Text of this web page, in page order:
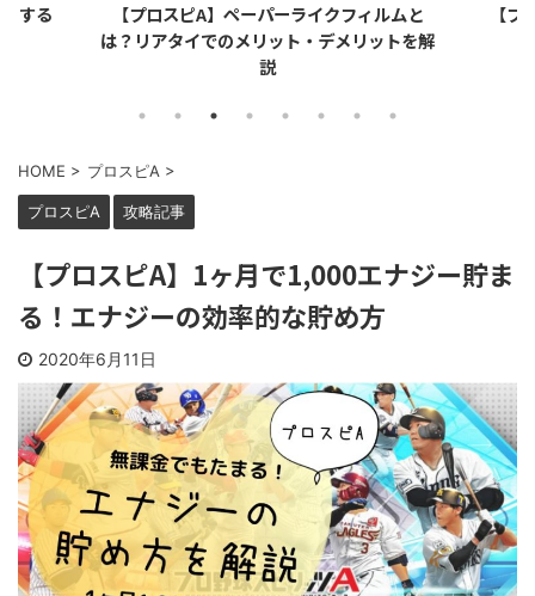
する
【プロスピA】ペーパーライクフィルムと
は？リアタイでのメリット・デメリットを解
説
【
HOME > プロスピA >
プロスピA 攻略記事
【プロスピA】1ヶ月で1,000エナジー貯ま
る！エナジーの効率的な貯め方
2020年6月11日